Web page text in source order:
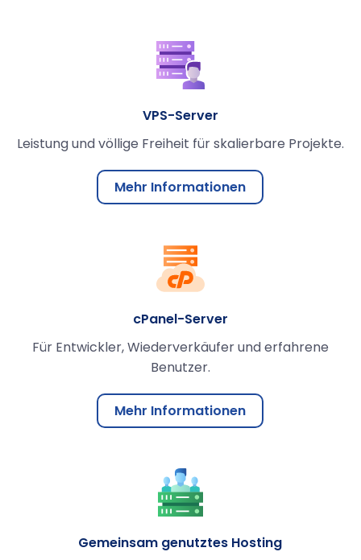
VPS-Server
Leistung und völlige Freiheit für skalierbare Projekte.
Mehr Informationen
cPanel-Server
Für Entwickler, Wiederverkäufer und erfahrene
Benutzer.
Mehr Informationen
Gemeinsam genutztes Hosting